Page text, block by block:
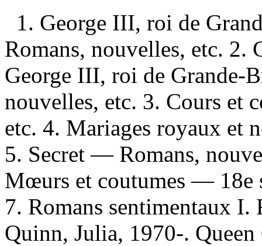
1. George III, roi de
Romans, nouvelles, etc. 2.
George III, roi de Grande-
nouvelles, etc. 3. Cours et
etc. 4. Mariages royaux et
5. Secret — Romans,
Mœurs et coutumes — 18e
7. Romans sentimentaux
Quinn, Julia, 1970-.